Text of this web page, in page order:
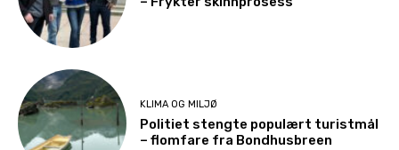
KLIMA OG MILJØ
Politiet stengte populært turistmål
– flomfare fra Bondhusbreen